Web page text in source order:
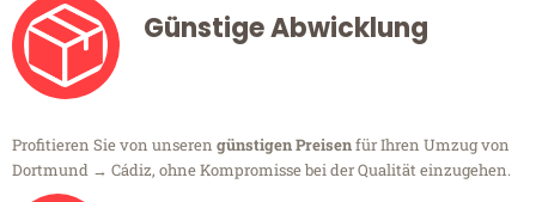
Günstige Abwicklung
Profitieren Sie von unseren günstigen Preisenfür Ihren Umzug von
Dortmund → Cádiz, ohne Kompromisse bei der Qualität einzugehen.